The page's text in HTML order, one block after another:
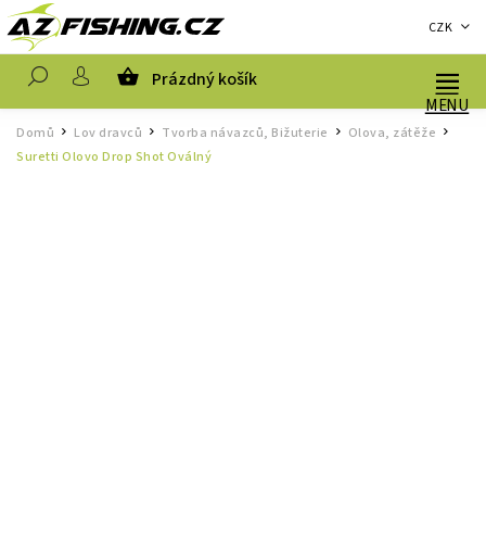
CZK
Prázdný košík
Domů / Lov dravců / Tvorba návazců, Bižuterie Olova, zátěže /
Suretti Olovo Drop Shot Oválný